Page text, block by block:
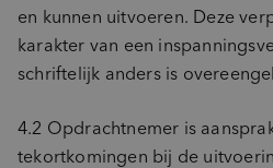
en kunnen uitvoeren. Deze
karakter van een
schriftelijk anders is
4.2 Opdrachtnemer is
tekortkomingen bij de